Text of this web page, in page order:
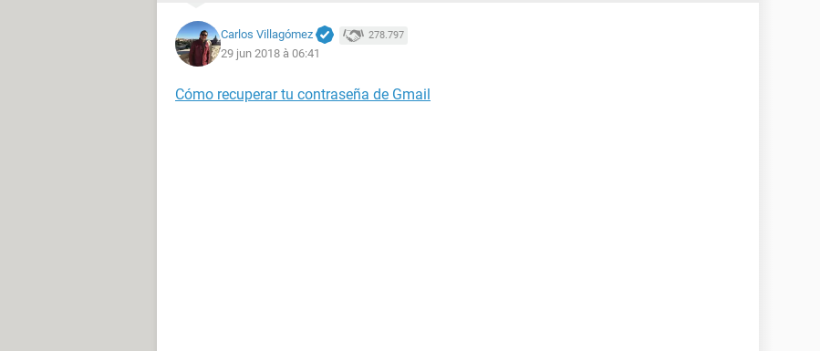
Carlos Villagómez 278.797
29 jun 2018 à 06:41
Cómo recuperar tu contraseña de Gmail